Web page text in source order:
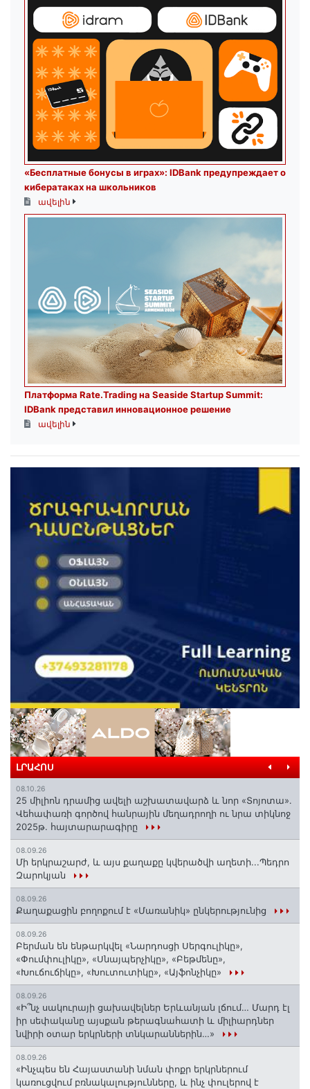
«Бесплатные бонусы в играх»: IDBank предупреждает о
кибератаках на школьников
ավելին
Платформа Rate.Trading на Seaside Startup Summit:
IDBank представил инновационное решение
ավելին
ԼՐԱՀՈՍ
08.10.26
25 միլիոն դրամից ավելի աշխատավարձ և նոր «Տոյոտա»․
Վեհափառի գործով հանրային մեղադրողի ու նրա տիկնոջ
2025թ. հայտարարագիրը
08.09.26
Մի երկրաշարժ, և այս քաղաքը կվերածվի աղետի...Պեդրո
Զարոկյան
08.09.26
Քաղաքացին բողոքում է «Մառանիկ» ընկերությունից
08.09.26
Բերման են ենթարկվել «Նարդոսցի Սերգուլիկը»,
«Փումփուլիկը», «Սնայպերչիկը», «Բեթմենը»,
«Խուճուճիկը», «Խուտուտիկը», «Այֆոնչիկը»
08.09.26
«Ի՞նչ սակուրայի ցախավելներ Երևանյան լճում… Մարդ էլ
իր սեփականը այսքան թերագնահատի և միլիարդներ
նվիրի օտար երկրների տնկարաններին…»
08.09.26
«Ինչպես են Հայաստանի նման փոքր երկրներում
կառուցվում բռնակալությունները, և ինչ փուլերով է